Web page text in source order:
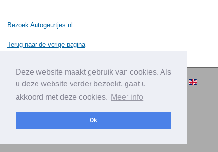
Deze website maakt gebruik van cookies. Als
u deze website verder bezoekt, gaat u
akkoord met deze cookies. Meer info
Ok
Bezoek Autogeurtjes.nl
Terug naar de vorige pagina
© 2010-2026 Cashbacksvergelijken.nl -
Over Cashbacksvergelijken.nl | Privacy |
Adverteren | Contact